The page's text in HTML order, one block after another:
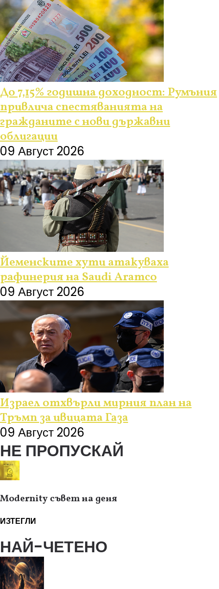
До 7,15% годишна доходност: Румъния
привлича спестяванията на
гражданите с нови държавни
облигации
09 Август 2026
Йеменските хути атакуваха
рафинерия на Saudi Aramco
09 Август 2026
Израел отхвърли мирния план на
Тръмп за ивицата Газа
09 Август 2026
НЕ ПРОПУСКАЙ
Modernity съвет на деня
ИЗТЕГЛИ
НАЙ-ЧЕТЕНО